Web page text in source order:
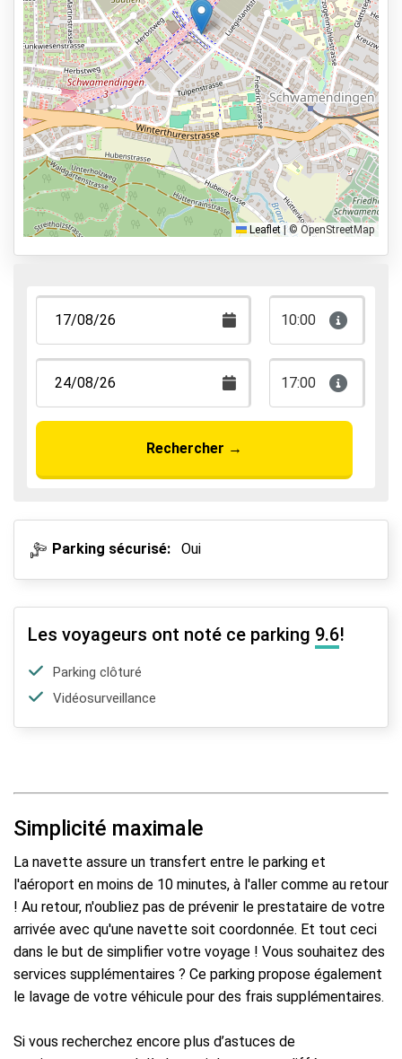
Réservation et paiement en ligne
7,8km du hall de départ
Types de parkings
Parking avec navette
Parking avec voiturier
Park & Walk
Park, Sleep & Fly
Leaflet |© OpenStreetMap
10:00
17:00
Rechercher →
Parking sécurisé: Oui
Les voyageurs ont noté ce parking 9.6!
Parking clôturé
Vidéosurveillance
Simplicité maximale
La navette assure un transfert entre le parking et
l'aéroport en moins de 10 minutes, à l'aller comme au retour
! Au retour, n'oubliez pas de prévenir le prestataire de votre
arrivée avec qu'une navette soit coordonnée. Et tout ceci
dans le but de simplifier votre voyage ! Vous souhaitez des
services supplémentaires ? Ce parking propose également
le lavage de votre véhicule pour des frais supplémentaires.
Si vous recherchez encore plus d’astuces de